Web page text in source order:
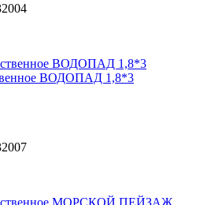
ВОДОПАД 1,8*3